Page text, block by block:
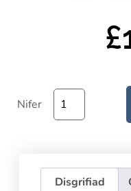
£
Nifer
Disgrifiad